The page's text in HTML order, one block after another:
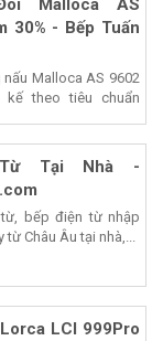
Malloca AS
30% - Bếp Tuấn
Malloca AS 9602
kế theo tiêu chuẩn
Tại Nhà -
bếp điện từ nhập
từ Châu Âu tại nhà,...
LCI 999Pro